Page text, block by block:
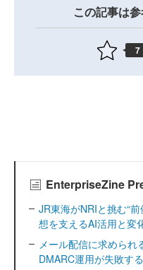
この記事は
7
EnterpriseZine
JR東海がNRIと挑む“
想を支えるAI活用と変
メール配信に求められ
DMARC運用が失敗す